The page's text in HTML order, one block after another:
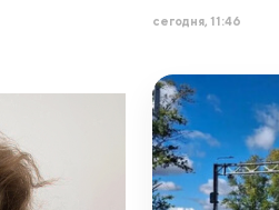
сегодня, 11:46